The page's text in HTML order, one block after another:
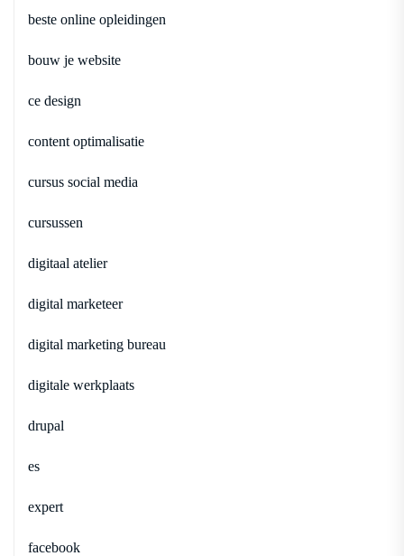
beste online opleidingen
bouw je website
ce design
content optimalisatie
cursus social media
cursussen
digitaal atelier
digital marketeer
digital marketing bureau
digitale werkplaats
drupal
es
expert
facebook